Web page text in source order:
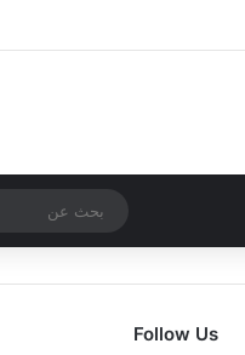
مقال عشوائي
Follow Us